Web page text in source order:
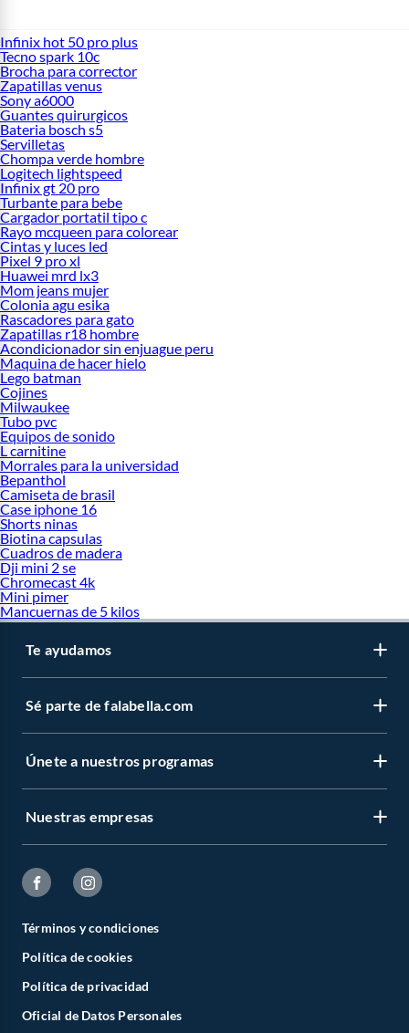
Infinix hot 50 pro plus
Tecno spark 10c
Brocha para corrector
Zapatillas venus
Sony a6000
Guantes quirurgicos
Bateria bosch s5
Servilletas
Chompa verde hombre
Logitech lightspeed
Infinix gt 20 pro
Turbante para bebe
Cargador portatil tipo c
Rayo mcqueen para colorear
Cintas y luces led
Pixel 9 pro xl
Huawei mrd lx3
Mom jeans mujer
Colonia agu esika
Rascadores para gato
Zapatillas r18 hombre
Acondicionador sin enjuague peru
Maquina de hacer hielo
Lego batman
Cojines
Milwaukee
Tubo pvc
Equipos de sonido
L carnitine
Morrales para la universidad
Bepanthol
Camiseta de brasil
Case iphone 16
Shorts ninas
Biotina capsulas
Cuadros de madera
Dji mini 2 se
Chromecast 4k
Mini pimer
Mancuernas de 5 kilos
Te ayudamos
Sé parte de falabella.com
Únete a nuestros programas
Nuestras empresas
Términos y condiciones
Política de cookies
Política de privacidad
Oficial de Datos Personales